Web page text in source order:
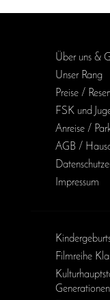
Über uns &
Unser Rang
Preise /
FSK und
Anreise /
AGB /
Impressum
Filmreihe
Generationen